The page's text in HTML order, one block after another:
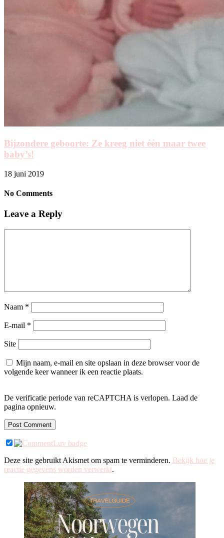
Bijzondere geboorte: Ze kreeg niet één maar twee
baby’s!
18 juni 2019
No Comments
Leave a Reply
Naam *
E-mail *
Site
Mijn naam, e-mail en site opslaan in deze browser voor de
volgende keer wanneer ik een reactie plaats.
De verificatie periode van reCAPTCHA is verlopen. Laad de
pagina opnieuw.
Deze site gebruikt Akismet om spam te verminderen. Bekijk hoe je
reactie gegevens worden verwerkt.